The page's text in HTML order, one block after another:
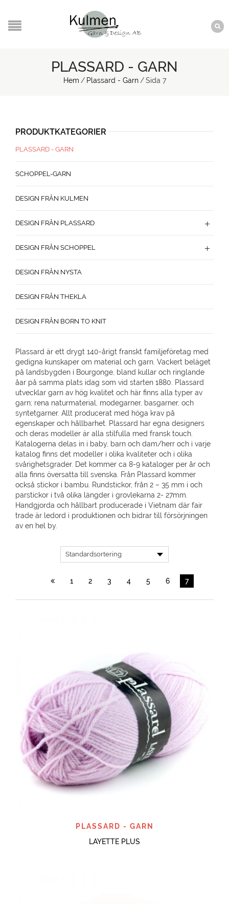
PLASSARD - GARN
Hem / Plassard - Garn / Sida 7
Plassard är ett drygt 140-årigt franskt familjeföretag med
gedigna kunskaper om material och garn. Vackert beläget
på landsbygden i Bourgonge, bland kullar och ringlande
åar på samma plats idag som vid starten 1880. Plassard
utvecklar garn av hög kvalitet och här finns alla typer av
garn; rena naturmaterial, modegarner, basgarner, och
syntetgarner. Allt producerat med höga krav på
egenskaper och hållbarhet. Plassard har egna designers
och deras modeller är alla stilfulla med fransk touch.
Katalogerna delas in i baby, barn och dam/herr och i varje
katalog finns det modeller i olika kvaliteter och i olika
svårighetsgrader. Det kommer ca 8-9 kataloger per år och
alla finns översatta till svenska. Från Plassard kommer
också stickor i bambu. Rundstickor, från 2 – 35 mm i och
parstickor i två olika längder i grovlekarna 2- 27mm.
Handgjorda och hållbart producerade i Vietnam där fair
trade är ledord i produktionen och bidrar till försörjningen
av en hel by.
1 2 3 4 5 6 7
PLASSARD - GARN
LAYETTE PLUS
PRODUKTKATEGORIER
PLASSARD - GARN
SCHOPPEL-GARN
DESIGN FRÅN KULMEN
DESIGN FRÅN PLASSARD
DESIGN FRÅN SCHOPPEL
DESIGN FRÅN NYSTA
DESIGN FRÅN THEKLA
DESIGN FRÅN BORN TO KNIT